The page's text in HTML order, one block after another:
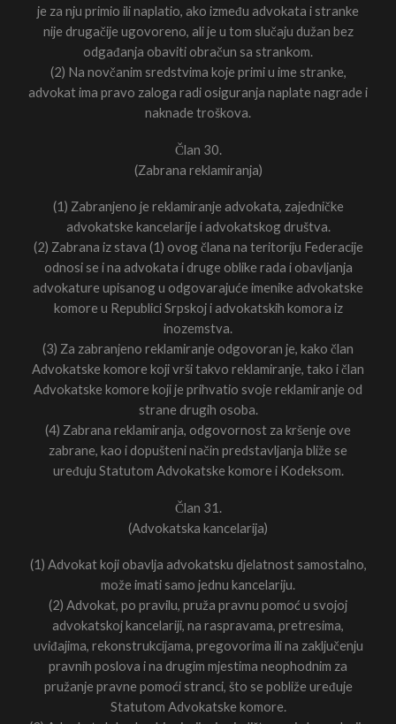
je za nju primio ili naplatio, ako između advokata i stranke
nije drugačije ugovoreno, ali je u tom slučaju dužan bez
odgađanja obaviti obračun sa strankom.
(2) Na novčanim sredstvima koje primi u ime stranke,
advokat ima pravo zaloga radi osiguranja naplate nagrade i
naknade troškova.
Član 30.
(Zabrana reklamiranja)
(1) Zabranjeno je reklamiranje advokata, zajedničke
advokatske kancelarije i advokatskog društva.
(2) Zabrana iz stava (1) ovog člana na teritoriju Federacije
odnosi se i na advokata i druge oblike rada i obavljanja
advokature upisanog u odgovarajuće imenike advokatske
komore u Republici Srpskoj i advokatskih komora iz
inozemstva.
(3) Za zabranjeno reklamiranje odgovoran je, kako član
Advokatske komore koji vrši takvo reklamiranje, tako i član
Advokatske komore koji je prihvatio svoje reklamiranje od
strane drugih osoba.
(4) Zabrana reklamiranja, odgovornost za kršenje ove
zabrane, kao i dopušteni način predstavljanja bliže se
uređuju Statutom Advokatske komore i Kodeksom.
Član 31.
(Advokatska kancelarija)
(1) Advokat koji obavlja advokatsku djelatnost samostalno,
može imati samo jednu kancelariju.
(2) Advokat, po pravilu, pruža pravnu pomoć u svojoj
advokatskoj kancelariji, na raspravama, pretresima,
uviđajima, rekonstrukcijama, pregovorima ili na zaključenju
pravnih poslova i na drugim mjestima neophodnim za
pružanje pravne pomoći stranci, što se pobliže uređuje
Statutom Advokatske komore.